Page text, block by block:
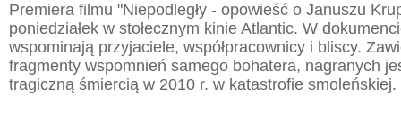
Premiera filmu "Niepodległy - opowieść o Januszu
poniedziałek w stołecznym kinie Atlantic. W
wspominają przyjaciele, współpracownicy i bliscy.
fragmenty wspomnień samego bohatera, nagranych
tragiczną śmiercią w 2010 r. w katastrofie smoleńskiej.